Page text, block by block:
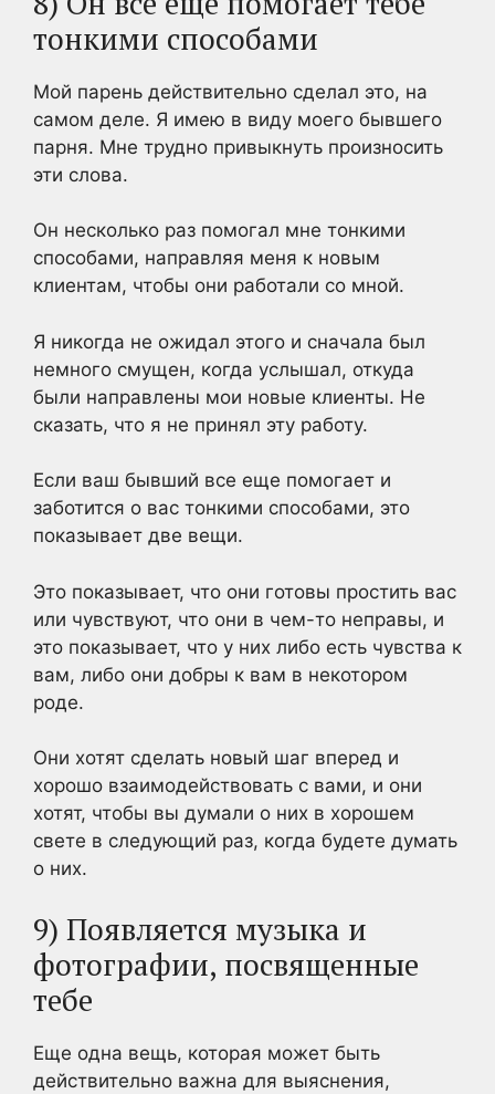
тонкими способами
Мой парень действительно сделал это, на
самом деле. Я имею в виду моего бывшего
парня. Мне трудно привыкнуть произносить
эти слова.
Он несколько раз помогал мне тонкими
способами, направляя меня к новым
клиентам, чтобы они работали со мной.
Я никогда не ожидал этого и сначала был
немного смущен, когда услышал, откуда
были направлены мои новые клиенты. Не
сказать, что я не принял эту работу.
Если ваш бывший все еще помогает и
заботится о вас тонкими способами, это
показывает две вещи.
Это показывает, что они готовы простить вас
или чувствуют, что они в чем-то неправы, и
это показывает, что у них либо есть чувства к
вам, либо они добры к вам в некотором
роде.
Они хотят сделать новый шаг вперед и
хорошо взаимодействовать с вами, и они
хотят, чтобы вы думали о них в хорошем
свете в следующий раз, когда будете думать
о них.
9) Появляется музыка и
фотографии, посвященные
тебе
Еще одна вещь, которая может быть
действительно важна для выяснения,